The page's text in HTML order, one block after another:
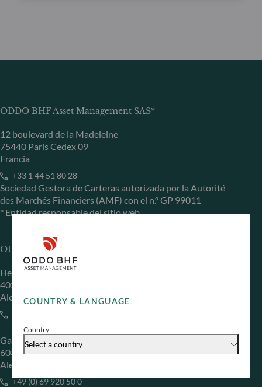
COUNTRY & LANGUAGE
Country
Select a country
ODDO BHF Asset Management SAS*
12 boulevard de la Madeleine
75440 Paris Cedex 09
Francia
+33 1 44 51 80 28
Sociedad Gestora de Carteras autorizada por la Autorité
des Marchés Financiers (AMF) con el n.º GP 99011
* Entidad responsable del sitio web
ODDO BHF Asset Management GmbH
Herzogstraße 15
40217 Düsseldorf
Alemania
Gallusanlage 8
60329 Frankfurt am Main
Alemania
+49 (0) 69 920 50 0